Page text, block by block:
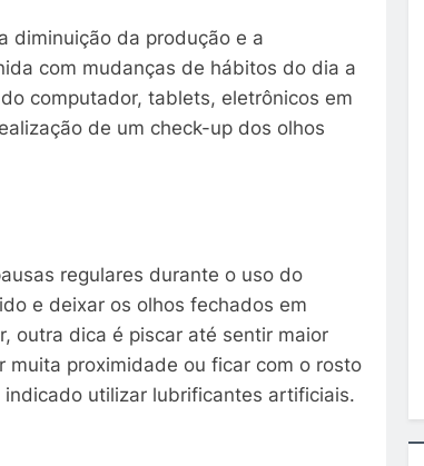
diminuição da produção e a
com mudanças de hábitos do dia a
computador, tablets, eletrônicos em
de um check-up dos olhos
regulares durante o uso do
e deixar os olhos fechados em
outra dica é piscar até sentir maior
proximidade ou ficar com o rosto
utilizar lubrificantes artificiais.